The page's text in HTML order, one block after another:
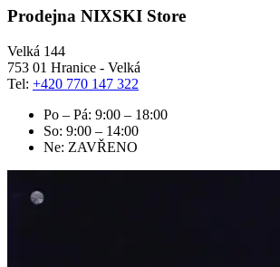
Prodejna NIXSKI Store
Velká 144
753 01 Hranice - Velká
Tel: +420 770 147 322
Po – Pá: 9:00 – 18:00
So: 9:00 – 14:00
Ne: ZAVŘENO